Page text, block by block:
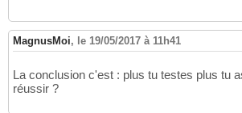
MagnusMoi, le 19/05/2017 à 11h41
La conclusion c'est : plus tu testes plus tu
réussir ?